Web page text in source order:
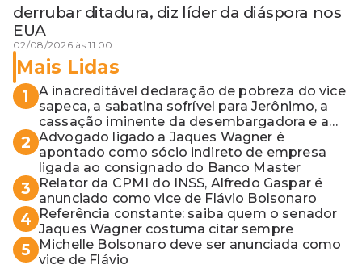
derrubar ditadura, diz líder da diáspora nos
EUA
02/08/2026 às 11:00
Mais Lidas
1
A inacreditável declaração de pobreza do vice
sapeca, a sabatina sofrível para Jerônimo, a
cassação iminente da desembargadora e a
vaga do Quinto para o MP baiano
2 Advogado ligado a Jaques Wagner é
apontado como sócio indireto de empresa
ligada ao consignado do Banco Master
3
Relator da CPMI do INSS, Alfredo Gaspar é
anunciado como vice de Flávio Bolsonaro
4
Referência constante: saiba quem o senador
Jaques Wagner costuma citar sempre
5
Michelle Bolsonaro deve ser anunciada como
vice de Flávio